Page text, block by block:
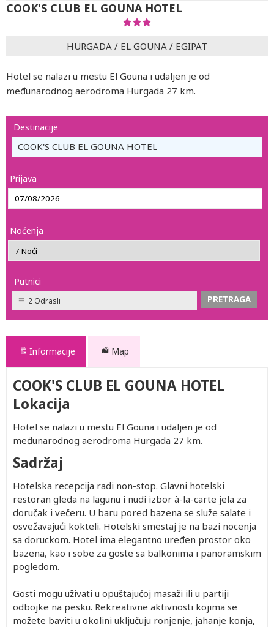
COOK'S CLUB EL GOUNA HOTEL
HURGADA / EL GOUNA / EGIPAT
Hotel se nalazi u mestu El Gouna i udaljen je od
međunarodnog aerodroma Hurgada 27 km.
Destinacije
COOK'S CLUB EL GOUNA HOTEL
Prijava
Noćenja
Putnici
2 Odrasli
Informacije Map
COOK'S CLUB EL GOUNA HOTEL
Lokacija
Hotel se nalazi u mestu El Gouna i udaljen je od
međunarodnog aerodroma Hurgada 27 km.
Sadržaj
Hotelska recepcija radi non-stop. Glavni hotelski
restoran gleda na lagunu i nudi izbor à-la-carte jela za
doručak i večeru. U baru pored bazena se služe salate i
osvežavajući kokteli. Hotelski smestaj je na bazi nocenja
sa doruckom. Hotel ima elegantno uređen prostor oko
bazena, kao i sobe za goste sa balkonima i panoramskim
pogledom.
Gosti mogu uživati u opuštajućoj masaži ili u partiji
odbojke na pesku. Rekreativne aktivnosti kojima se
možete baviti u okolini uključuju ronjenje, jahanje konja,